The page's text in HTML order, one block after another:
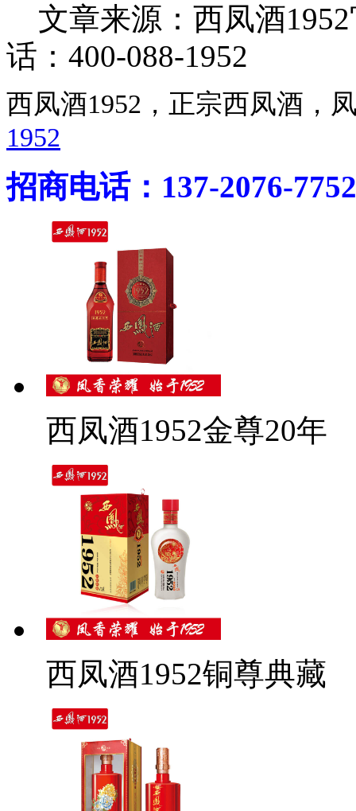
文章来源：西凤酒
话：400-088-1952
西凤酒1952，正宗西凤酒
1952
招商电话：137-2076-7752
西凤酒1952金尊20年
西凤酒1952铜尊典藏